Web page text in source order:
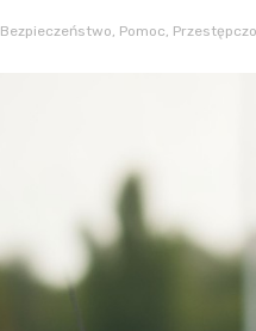
Bezpieczeństwo Pomoc